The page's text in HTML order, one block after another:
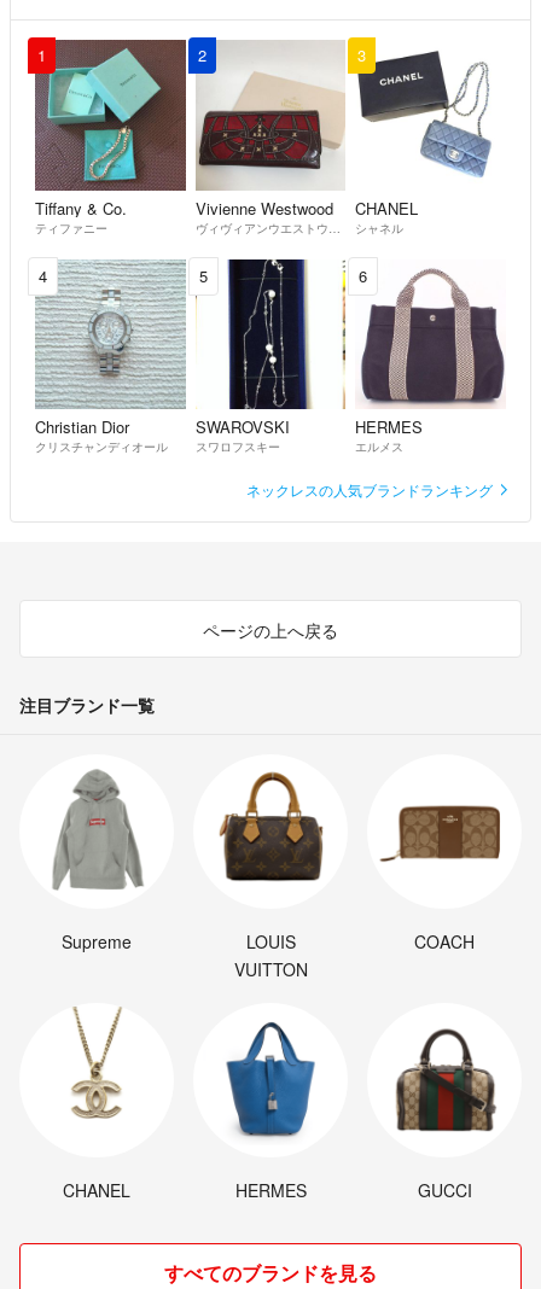
1
Tiffany & Co.
ティファニー
2
Vivienne Westwood
3
CHANEL
シャネル
4
Christian Dior
クリスチャンディオール
5
SWAROVSKI
スワロフスキー
6
HERMES
エルメス
ネックレスの人気ブランドランキング
ページの上へ戻る
注目ブランド一覧
Supreme
LOUIS
VUITTON
COACH
CHANEL HERMES GUCCI
すべてのブランドを見る